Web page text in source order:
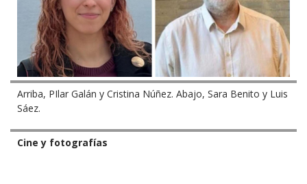
Arriba, PIlar Galán y Cristina Núñez. Abajo, Sara Benito y Luis
Sáez.
Cine y fotografías